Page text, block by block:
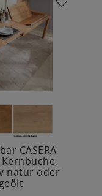
CASERA
natur oder